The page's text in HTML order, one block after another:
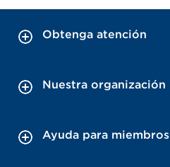
Obtenga atención
Nuestra organización
Ayuda para miembros